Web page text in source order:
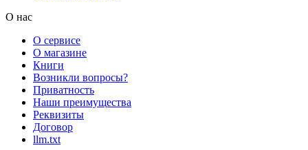
О нас
О сервисе
О магазине
Книги
Возникли вопросы?
Приватность
Наши преимущества
Реквизиты
Договор
llm.txt